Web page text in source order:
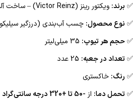
✅ برند: ویکتور رینز (Victor Reinz) – ساخت آلمان
✅ نوع محصول: چسب آب‌بندی (درزگیر
✅حجم هر تیوپ:
✅تعداد در جعبه:
✅رنگ: خاکستری
✅تحمل دما: از -50 تا +320 درجه سانتی‌گراد